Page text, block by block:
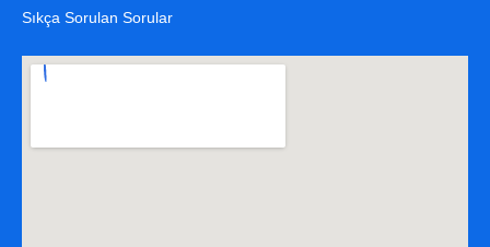
Sıkça Sorulan Sorular